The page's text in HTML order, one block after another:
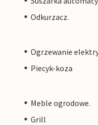
Odkurzacz.
Ogrzewanie
Piecyk-koza
Meble ogrodowe.
Grill